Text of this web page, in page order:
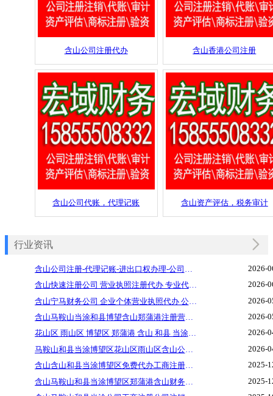
含山公司注册代办 含山香港公司注册
含山公司代账，代理记账 含山资产评估，税务审计
行业资讯
2026-
含山快速注册公司 营业执照注册代办 专业代理记账 各类资质许可证代办工商年检代办 公司转让变更注销
2026-
含山宁马财务公司 企业个体营业执照代办 公司注销代办，税务注销代办，财务公司代办 园区地址挂靠
2026-
含山马鞍山当涂和县博望含山郑蒲港注册营业执公司代理记账进出口权证代办 出口退税 进出口全程操作代办
2026-
花山区 雨山区 博望区 郑蒲港 含山 和县 当涂个体公司营业执照注册代办工商代办、代理记账、企业年检、注册地址、验资评估
2026-
马鞍山和县当涂博望区花山区雨山区含山公司注册 提供地址 个体工商执照核定 资质代办 减资
2026-
含山含山和县当涂博望区免费代办工商注册公司个体户合伙注册免费提供地址税收咨询
2025-
含山马鞍山和县当涂博望区郑蒲港含山财务公司代账，个体公司营业执照注册代办，注册地址挂靠
2025-